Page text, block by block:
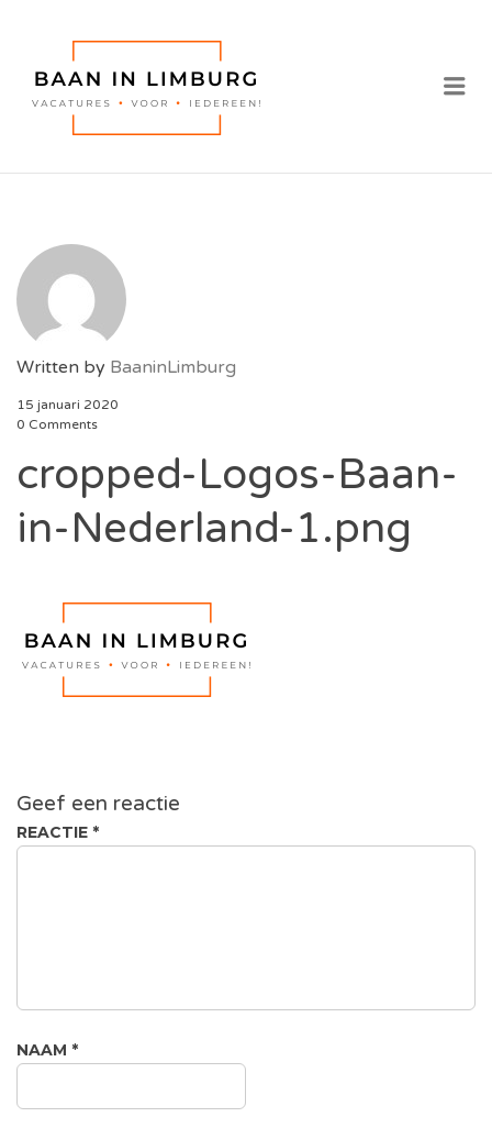
VACATURES IN
Written by BaaninLimburg
15 januari 2020
0 Comments
cropped-Logos-Baan-
in-Nederland-1.png
Geef een reactie
REACTIE *
NAAM *